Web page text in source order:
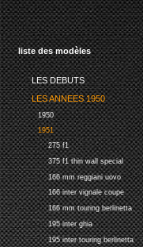
liste des modèles
LES DEBUTS
LES ANNEES 1950
1950
1951
275 f1
375 f1 thin wall special
166 mm reggiani uovo
166 inter vignale coupe
166 mm touring berlinetta
195 inter ghia
195 inter touring berlinetta